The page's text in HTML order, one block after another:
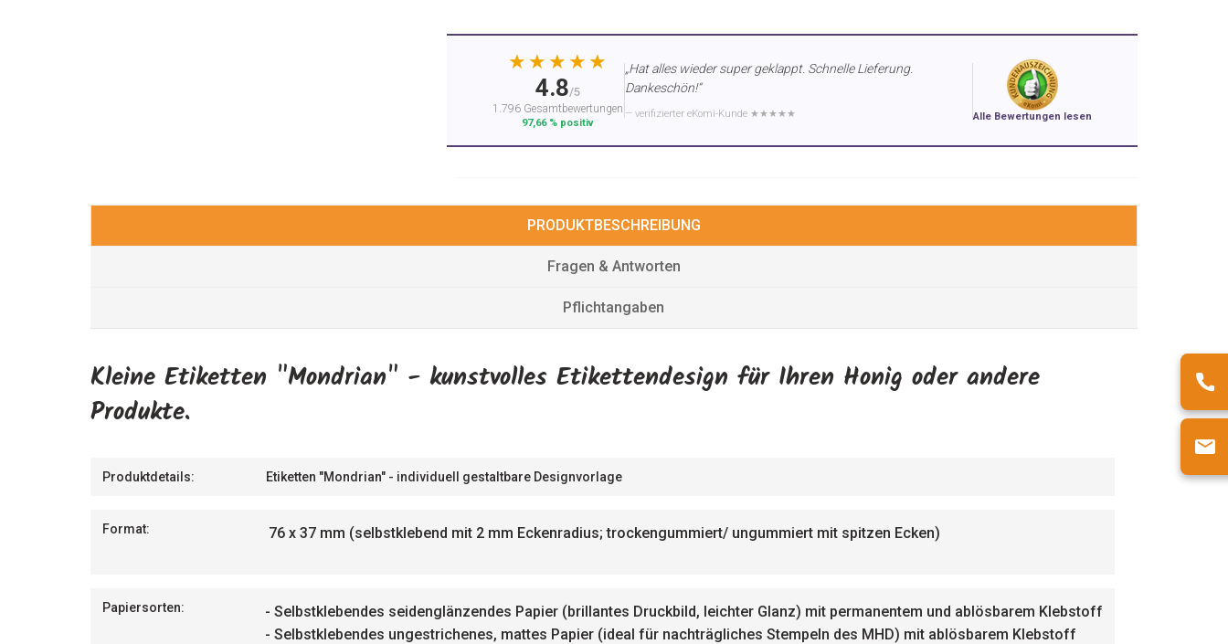
★★★★★
4.8/5
1.796 Gesamtbewertungen
97,66 % positiv
„Hat alles wieder super geklappt. Schnelle Lieferung.
Dankeschön!“
— verifizierter eKomi-Kunde ★★★★★ Alle Bewertungen lesen
PRODUKTBESCHREIBUNG
Fragen & Antworten
Pflichtangaben
Kleine Etiketten "Mondrian" - kunstvolles Etikettendesign für Ihren Honig oder andere
Produkte.
Produktdetails: Etiketten "Mondrian" - individuell gestaltbare Designvorlage
Format: 76 x 37 mm (selbstklebend mit 2 mm Eckenradius; trockengummiert/ ungummiert mit spitzen Ecken)
Papiersorten:
- Selbstklebendes seidenglänzendes Papier (brillantes Druckbild, leichter Glanz) mit permanentem und ablösbarem Klebstoff
- Selbstklebendes ungestrichenes, mattes Papier (ideal für nachträgliches Stempeln des MHD) mit ablösbarem Klebstoff